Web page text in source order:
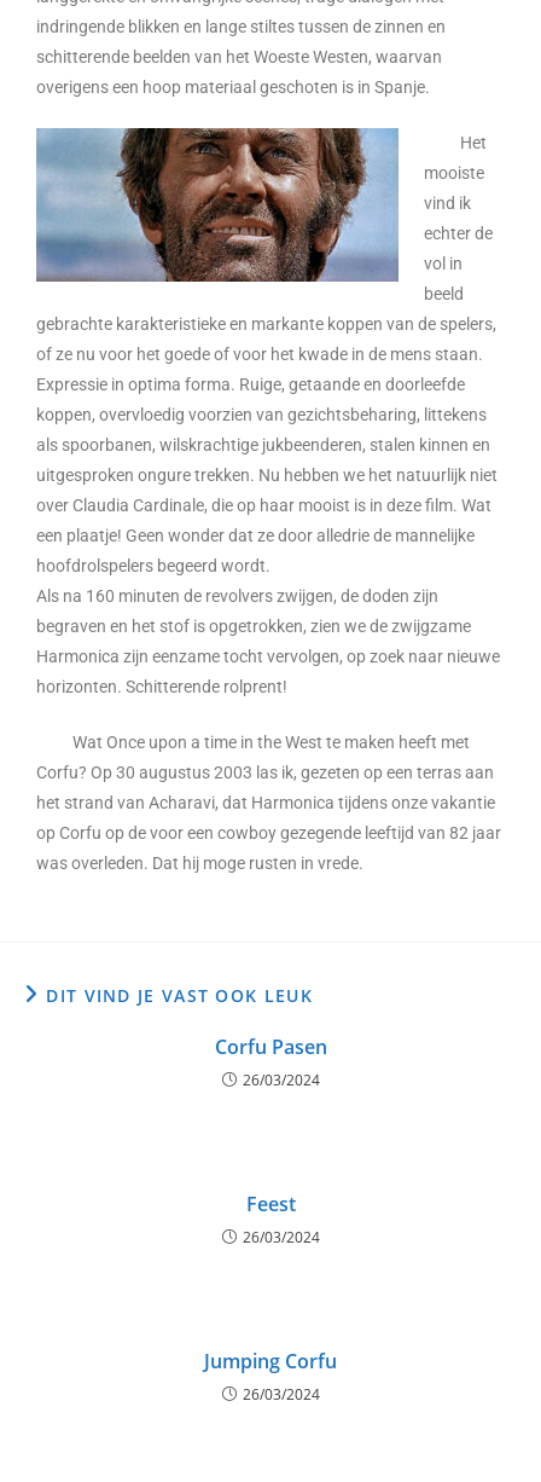
indringende blikken en lange stiltes tussen de zinnen en
schitterende beelden van het Woeste Westen, waarvan
overigens een hoop materiaal geschoten is in Spanje.
Het
mooiste
vind ik
echter de
vol in
beeld
gebrachte karakteristieke en markante koppen van de spelers,
of ze nu voor het goede of voor het kwade in de mens staan.
Expressie in optima forma. Ruige, getaande en doorleefde
koppen, overvloedig voorzien van gezichtsbeharing, littekens
als spoorbanen, wilskrachtige jukbeenderen, stalen kinnen en
uitgesproken ongure trekken. Nu hebben we het natuurlijk niet
over Claudia Cardinale, die op haar mooist is in deze film. Wat
een plaatje! Geen wonder dat ze door alledrie de mannelijke
hoofdrolspelers begeerd wordt.
Als na 160 minuten de revolvers zwijgen, de doden zijn
begraven en het stof is opgetrokken, zien we de zwijgzame
Harmonica zijn eenzame tocht vervolgen, op zoek naar nieuwe
horizonten. Schitterende rolprent!
Wat Once upon a time in the West te maken heeft met
Corfu? Op 30 augustus 2003 las ik, gezeten op een terras aan
het strand van Acharavi, dat Harmonica tijdens onze vakantie
op Corfu op de voor een cowboy gezegende leeftijd van 82 jaar
was overleden. Dat hij moge rusten in vrede.
DIT VIND JE VAST OOK LEUK
Corfu Pasen
26/03/2024
Feest
26/03/2024
Jumping Corfu
26/03/2024